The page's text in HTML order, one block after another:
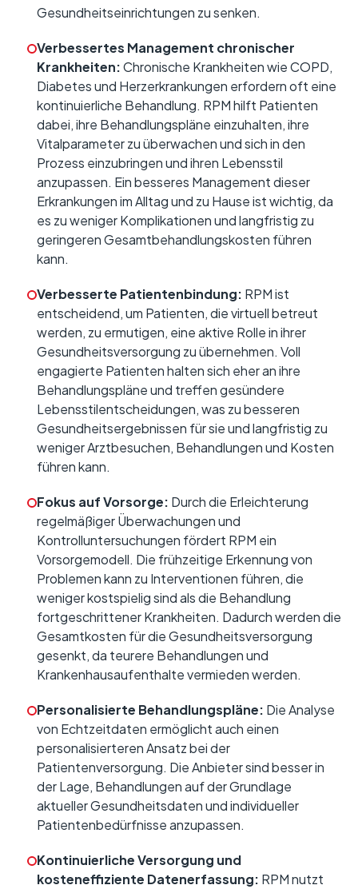
Gesundheitseinrichtungen zu senken.
Verbessertes Management chronischer
Krankheiten:Chronische Krankheiten wie COPD,
Diabetes und Herzerkrankungen erfordern oft eine
kontinuierliche Behandlung. RPM hilft Patienten
dabei, ihre Behandlungspläne einzuhalten, ihre
Vitalparameter zu überwachen und sich in den
Prozess einzubringen und ihren Lebensstil
anzupassen. Ein besseres Management dieser
Erkrankungen im Alltag und zu Hause ist wichtig, da
es zu weniger Komplikationen und langfristig zu
geringeren Gesamtbehandlungskosten führen
kann.
Verbesserte Patientenbindung: RPM ist
entscheidend, um Patienten, die virtuell betreut
werden, zu ermutigen, eine aktive Rolle in ihrer
Gesundheitsversorgung zu übernehmen. Voll
engagierte Patienten halten sich eher an ihre
Behandlungspläne und treffen gesündere
Lebensstilentscheidungen, was zu besseren
Gesundheitsergebnissen für sie und langfristig zu
weniger Arztbesuchen, Behandlungen und Kosten
führen kann.
Fokus auf Vorsorge: Durch die Erleichterung
regelmäßiger Überwachungen und
Kontrolluntersuchungen fördert RPM ein
Vorsorgemodell. Die frühzeitige Erkennung von
Problemen kann zu Interventionen führen, die
weniger kostspielig sind als die Behandlung
fortgeschrittener Krankheiten. Dadurch werden die
Gesamtkosten für die Gesundheitsversorgung
gesenkt, da teurere Behandlungen und
Krankenhausaufenthalte vermieden werden.
Personalisierte Behandlungspläne: Die Analyse
von Echtzeitdaten ermöglicht auch einen
personalisierteren Ansatz bei der
Patientenversorgung. Die Anbieter sind besser in
der Lage, Behandlungen auf der Grundlage
aktueller Gesundheitsdaten und individueller
Patientenbedürfnisse anzupassen.
Kontinuierliche Versorgung und
kosteneffiziente Datenerfassung: RPM nutzt